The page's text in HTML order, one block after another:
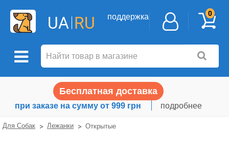
UA RU поддержка 0
Бесплатная доставка
при заказе на сумму от 999 грн подробнее
Для Собак Лежанки Открытые